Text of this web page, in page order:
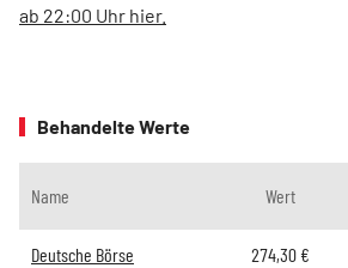
ab 22:00 Uhr hier.
Behandelte Werte
Name Wert
Deutsche Börse 274,30 €